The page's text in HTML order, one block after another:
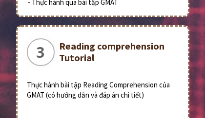
Reading comprehension
Tutorial
Thực hành bài tập Reading Comprehension của
GMAT (có hướng dẫn và đáp án chi tiết)
3
- Thực hành qua bài tập GMAT